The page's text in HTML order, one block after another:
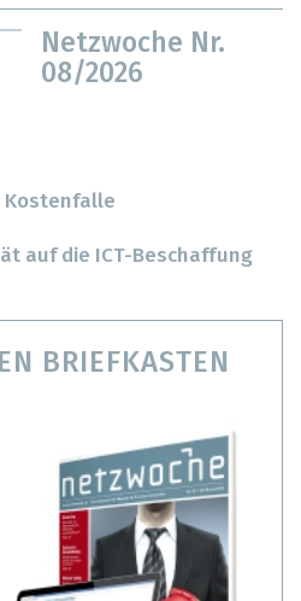
Netzwoche Nr.
08/2026
Kostenfalle
auf die ICT-Beschaffung
BRIEFKASTEN